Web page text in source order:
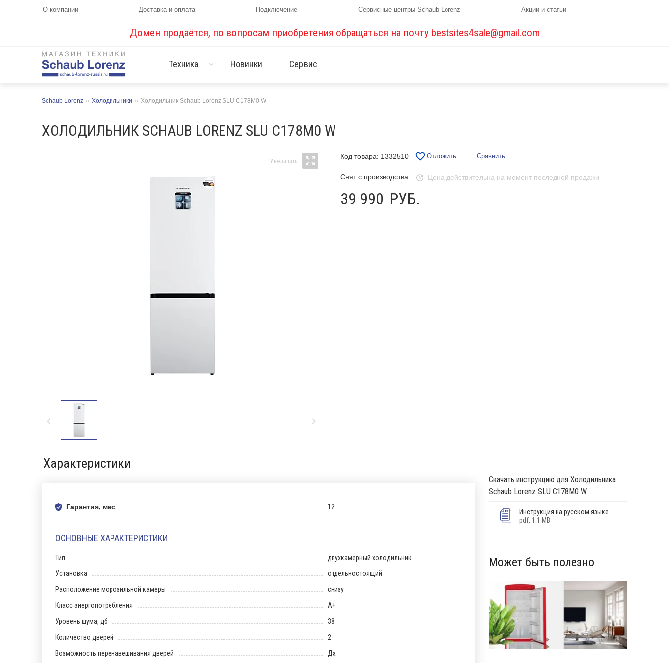
О компании Доставка и оплата Подключение Сервисные центры Schaub Lorenz Акции и статьи
Домен продаётся, по вопросам приобретения обращаться на почту bestsites4sale@gmail.com
Техника Новинки Сервис
Schaub Lorenz » Холодильники » Холодильник Schaub Lorenz SLU C178M0 W
ХОЛОДИЛЬНИК SCHAUB LORENZ SLU C178M0 W
Код товара: 1332510 Отложить Сравнить
Снят с производства Цена действительна на момент последней продажи
39 990 РУБ.
Характеристики
Гарантия, мес 12
ОСНОВНЫЕ ХАРАКТЕРИСТИКИ
Тип
двухкамерный холодильник
Установка
отдельностоящий
Расположение морозильной камеры
снизу
Класс энергопотребления
A+
Уровень шума, дб
38
Количество дверей
2
Возможность перенавешивания дверей
Да
Скачать инструкцию для Холодильника
Schaub Lorenz SLU C178M0 W
Инструкция на русском языке
pdf, 1.1 MB
Может быть полезно